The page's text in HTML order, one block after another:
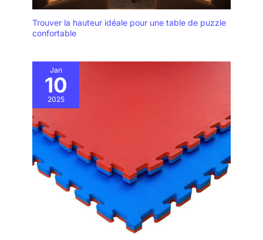
Trouver la hauteur idéale pour une table de puzzle
confortable
Jan
10
2025